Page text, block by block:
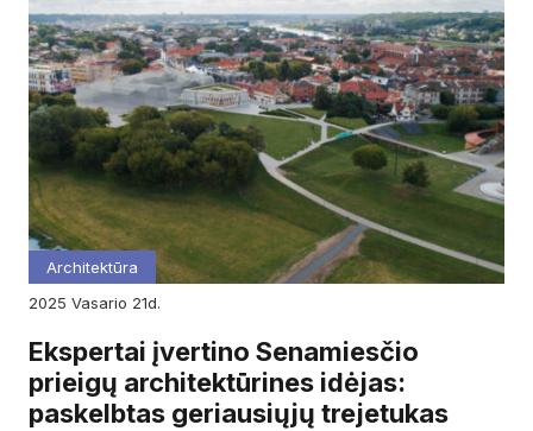
Architektūra
2025
vasario 21d.
Ekspertai įvertino Senamiesčio
prieigų architektūrines idėjas:
paskelbtas geriausiųjų trejetukas